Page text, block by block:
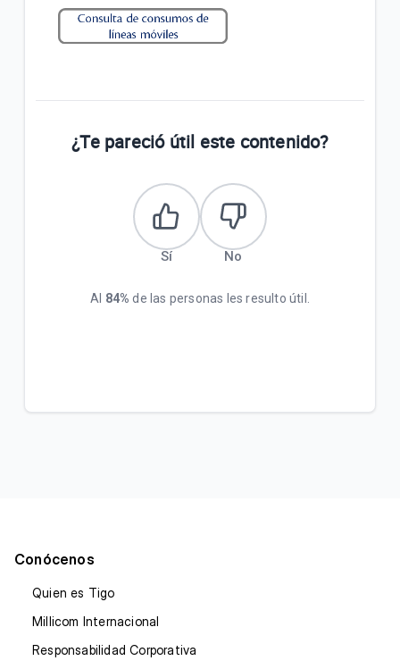
¿Te pareció útil este contenido?
Sí No
Al 84% de las personas les resulto útil.
Conócenos
Quien es Tigo
Millicom Internacional
Responsabilidad Corporativa